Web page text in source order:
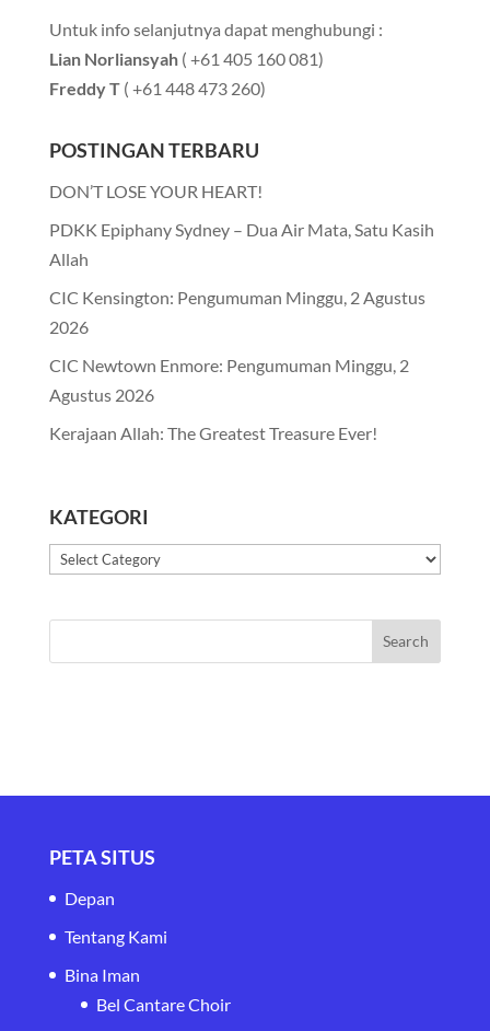
Untuk info selanjutnya dapat menghubungi :
Lian Norliansyah( +61 405 160 081)
Freddy T( +61 448 473 260)
POSTINGAN TERBARU
DON’T LOSE YOUR HEART!
PDKK Epiphany Sydney – Dua Air Mata, Satu Kasih
Allah
CIC Kensington: Pengumuman Minggu, 2 Agustus
2026
CIC Newtown Enmore: Pengumuman Minggu, 2
Agustus 2026
Kerajaan Allah: The Greatest Treasure Ever!
KATEGORI
Kategori
PETA SITUS
Depan
Tentang Kami
Bina Iman
Bel Cantare Choir